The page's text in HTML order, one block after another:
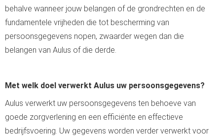
behalve wanneer jouw belangen of de grondrechten en de
fundamentele vrijheden die tot bescherming van
persoonsgegevens nopen, zwaarder wegen dan die
belangen van Aulus of die derde.
Met welk doel verwerkt Aulus uw persoonsgegevens?
Aulus verwerkt uw persoonsgegevens ten behoeve van
goede zorgverlening en een efficiënte en effectieve
bedrijfsvoering. Uw gegevens worden verder verwerkt voor